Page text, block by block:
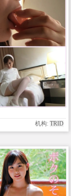
机构: TRID